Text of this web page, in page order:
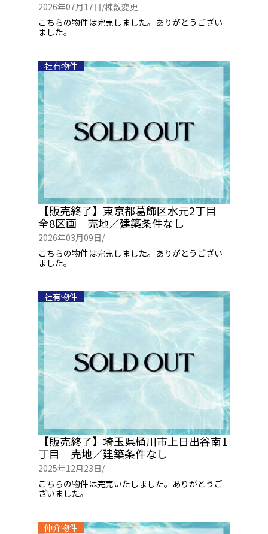
2026年07月17日/棟数変更
こちらの物件は完売しました。ありがとうござい
ました。
社有物件
【販売終了】東京都葛飾区水元2丁目
全8区画 売地／建築条件なし
2026年03月09日/
こちらの物件は完売しました。ありがとうござい
ました。
社有物件
【販売終了】埼玉県桶川市上日出谷南1
丁目 売地／建築条件なし
2025年12月23日/
こちらの物件は完売いたしました。ありがとうご
ざいました。
仲介物件